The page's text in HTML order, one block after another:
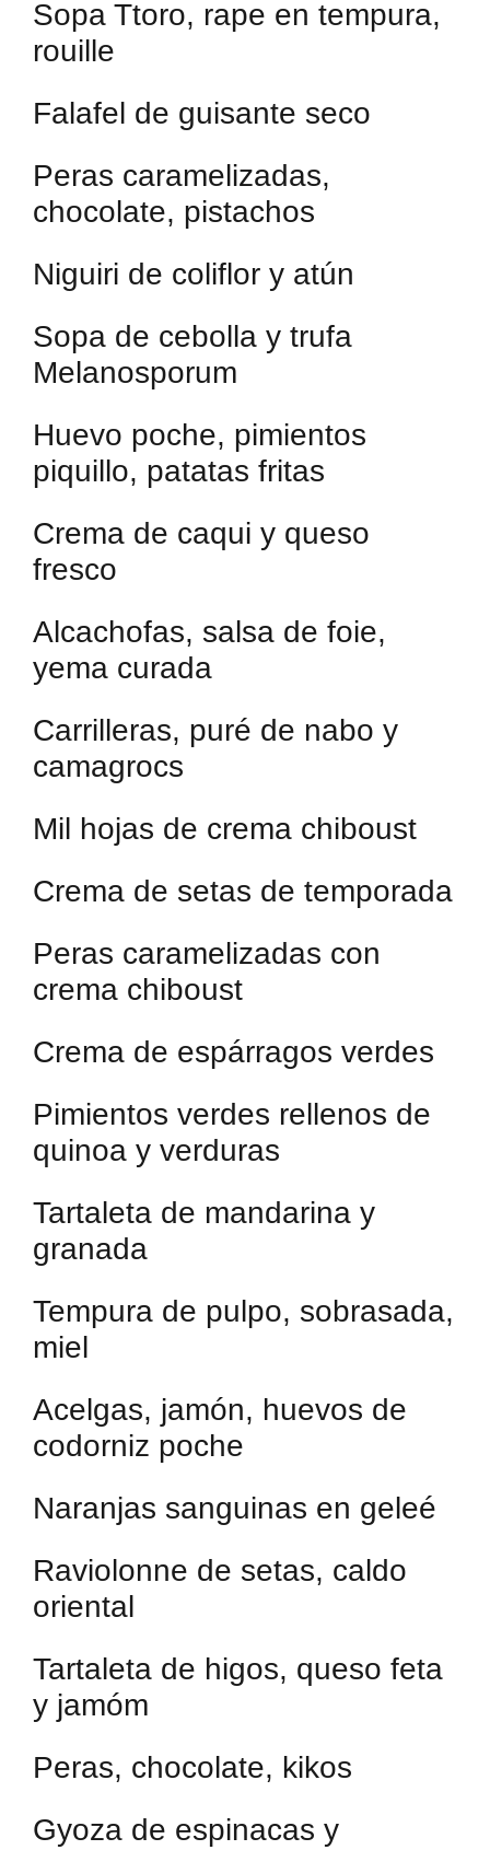
Sopa Ttoro, rape en tempura,
rouille
Falafel de guisante seco
Peras caramelizadas,
chocolate, pistachos
Niguiri de coliflor y atún
Sopa de cebolla y trufa
Melanosporum
Huevo poche, pimientos
piquillo, patatas fritas
Crema de caqui y queso
fresco
Alcachofas, salsa de foie,
yema curada
Carrilleras, puré de nabo y
camagrocs
Mil hojas de crema chiboust
Crema de setas de temporada
Peras caramelizadas con
crema chiboust
Crema de espárragos verdes
Pimientos verdes rellenos de
quinoa y verduras
Tartaleta de mandarina y
granada
Tempura de pulpo, sobrasada,
miel
Acelgas, jamón, huevos de
codorniz poche
Naranjas sanguinas en geleé
Raviolonne de setas, caldo
oriental
Tartaleta de higos, queso feta
y jamóm
Peras, chocolate, kikos
Gyoza de espinacas y